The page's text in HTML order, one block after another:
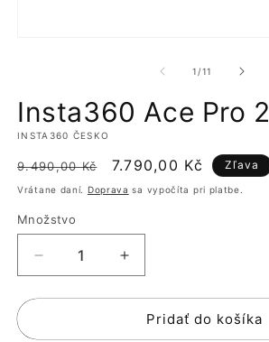
okne
1 /z11
Insta360 Ace Pro 2
INSTA360 ČESKO
Normálna
cena
9.490,00 Kč
Cena
po
7.790,00 Kč Zľava
Vrátane daní. Doprava sa vypočíta pri platbe.
Množstvo
množstvo
pre
Ace
Zvýšiť
množstvo
pre
Insta360
Ace
Pridať do košíka